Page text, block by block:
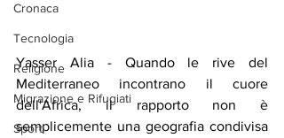
Cronaca
Tecnologia
Religione
Migrazione e Rifugiati
Sport
Yasser Alia - Quando le rive del
Mediterraneo incontrano il cuore
dell'Africa, il rapporto non è
semplicemente una geografia condivisa